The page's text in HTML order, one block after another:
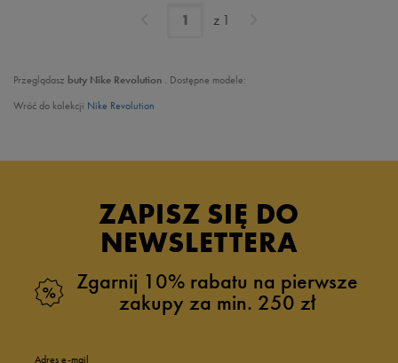
z 1
Przeglądasz buty Nike Revolution . Dostępne modele:
Wróć do kolekcji Nike Revolution
ZAPISZ SIĘ DO
NEWSLETTERA
Zgarnij 10% rabatu na pierwsze
zakupy za min. 250 zł
Adres e-mail